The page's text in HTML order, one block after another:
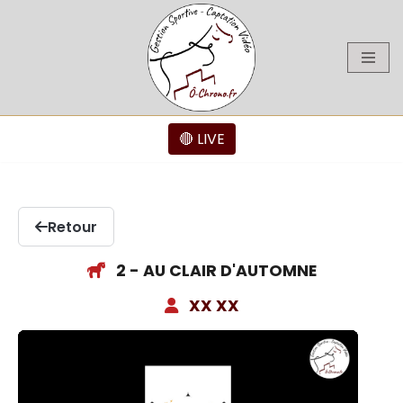
🔴 LIVE
Retour
2 - AU CLAIR D'AUTOMNE
XX XX